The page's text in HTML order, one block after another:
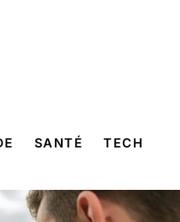
SANTÉ TECH